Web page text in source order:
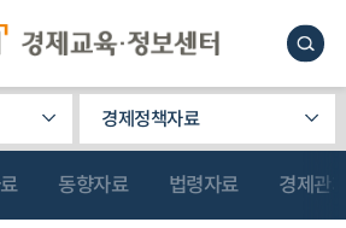
경제정책자료
동향자료 법령자료 경제관